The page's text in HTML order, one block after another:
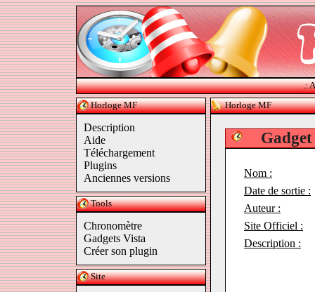
.:
Horloge MF
Description
Aide
Téléchargement
Plugins
Anciennes versions
Tools
Chronomètre
Gadgets Vista
Créer son plugin
Site
Horloge MF
Nom :
Date de sortie :
Auteur :
Site Officiel :
Description :